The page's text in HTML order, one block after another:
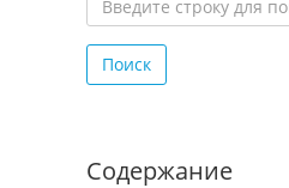
строку
для
Поиск
Содержание